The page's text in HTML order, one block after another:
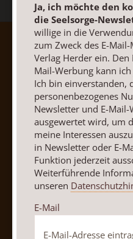
AGB und
Vertrag widerrufen
Ja, ich möchte den
die Seelsorge-
willige in die
zum Zweck des E-
Verlag Herder ein.
Mail-Werbung kann
Ich bin einverstanden,
personenbezogenes
Newsletter und E-
ausgewertet wird, um
meine Interessen
in Newsletter oder E-
Funktion jederzeit
Weiterführende
unseren
E-Mail